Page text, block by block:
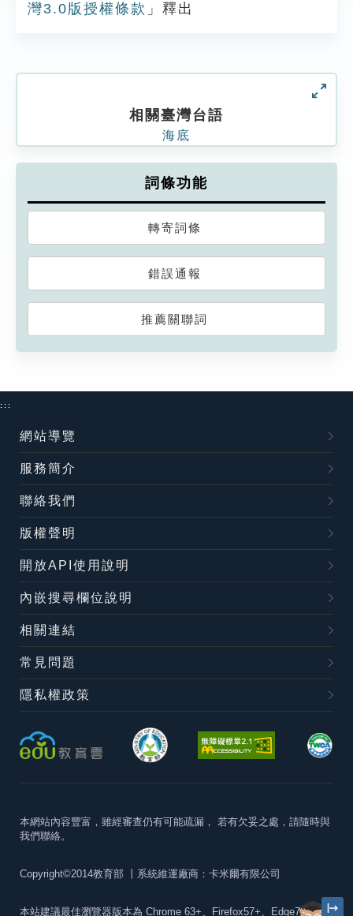
灣3.0版授權條款 」釋出
相關臺灣台語
海底
詞條功能
轉寄詞條
錯誤通報
推薦關聯詞
:::
網站導覽
服務簡介
聯絡我們
版權聲明
開放API使用說明
內嵌搜尋欄位說明
相關連結
常見問題
隱私權政策
本網站內容豐富，雖經審查仍有可能疏漏， 若有欠妥之處，請隨時與
我們聯絡。
Copyright©2014教育部 丨系統維運廠商：卡米爾有限公司
本站建議最佳瀏覽器版本為 Chrome 63+、Firefox57+、Edge79+及